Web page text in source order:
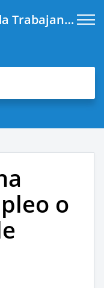
Ayuda Trabajando.com
o